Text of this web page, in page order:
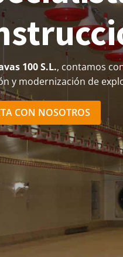
100 S.L., contamos
y modernización de
CON NOSOTROS